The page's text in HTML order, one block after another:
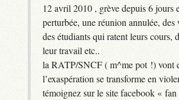
12 avril 2010 , grève depuis 6 jours
perturbée, une réunion annulée, des
des étudiants qui ratent leurs cours,
leur travail etc..
la RATP/SNCF ( m^me pot !) vont
l’exaspération se transforme en
témoignez sur le site facebook «